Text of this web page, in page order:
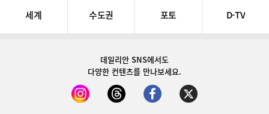
세계 수도권 포토 D-TV
데일리안 SNS에서도
다양한 컨텐츠를 만나보세요.